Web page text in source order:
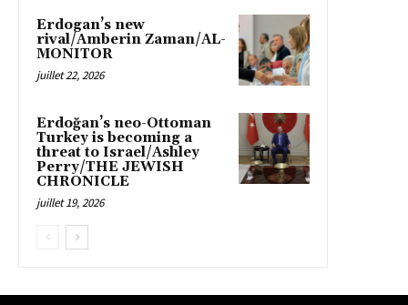
Erdogan’s new
rival/Amberin Zaman/AL-
MONITOR
juillet 22, 2026
Erdoğan’s neo-Ottoman
Turkey is becoming a
threat to Israel/Ashley
Perry/THE JEWISH
CHRONICLE
juillet 19, 2026